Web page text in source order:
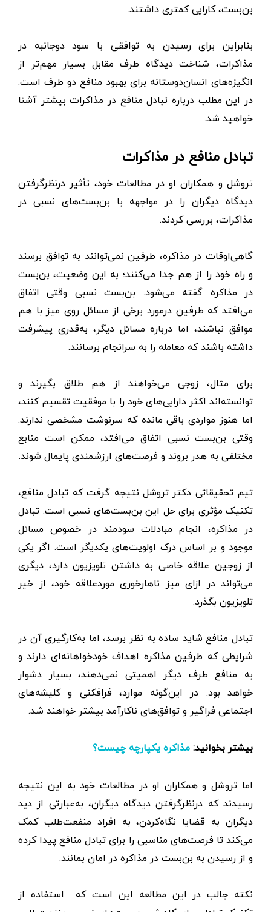
بن‌بست، کارایی کمتری داشتند.
بنابراین برای رسیدن به توافقی با سود دوجانبه در
مذاکرات، شناخت دیدگاه طرف مقابل بسیار مهم‌تر از
انگیزه‌های انسان‌دوستانه برای بهبود منافع دو طرف است.
در این مطلب درباره تبادل منافع در مذاکرات بیشتر آشنا
خواهید شد.
تبادل منافع در مذاکرات
تروشل و همکاران او در مطالعات خود، تأثیر در‌نظر‌گرفتن
دیدگاه دیگران را در مواجهه با بن‌بست‌های نسبی در
مذاکرات، بررسی کردند.
گاهی‌اوقات در مذاکره، طرفین نمی‌توانند به توافق برسند
و راه خود را از هم جدا می‌کنند؛ به این وضعیت، بن‌بست
در مذاکره گفته می‌شود. بن‌بست نسبی وقتی اتفاق
می‌افتد که طرفین درمورد برخی از مسائل روی میز با هم
موافق نباشند،‌ اما درباره مسائل دیگر، به‌قدری پیشرفت
داشته‌ باشند که معامله را به سرانجام برسانند.
برای مثال، زوجی می‌خواهند از هم طلاق بگیرند و
توانسته‌اند اکثر دارایی‌های خود را با موفقیت تقسیم کنند،
اما هنوز مواردی باقی مانده‌ که سرنوشت مشخصی ندارند.
وقتی بن‌بست نسبی اتفاق می‌افتد، ممکن است منابع
مختلفی به هدر بروند و فرصت‌های ارزشمندی پایمال شوند.
تیم تحقیقاتی دکتر تروشل نتیجه گرفت که تبادل منافع،
تکنیک مؤثری برای حل این بن‌بست‌های نسبی است. تبادل
در مذاکره، انجام مبادلات سودمند در خصوص مسائل
موجود و بر اساس درک اولویت‌های یکدیگر است. اگر یکی
از زوجین علاقه خاصی به داشتن تلویزیون دارد، دیگری
می‌تواند در ازای میز ناهارخوری موردعلاقه خود، از خیر
تلویزیون بگذرد.
تبادل منافع شاید ساده به نظر برسد، اما به‌کارگیری آن در
شرایطی که طرفین مذاکره اهداف خودخواهانه‌ای دارند و
به منافع طرف دیگر اهمیتی نمی‌دهند، بسیار دشوار
خواهد بود. در این‌گونه موارد، فرافکنی‌ و کلیشه‌های
اجتماعی فراگیر و توافق‌های ناکارآمد بیشتر خواهند شد.
بیشتر بخوانید:مذاکره یکپارچه چیست؟
اما تروشل و همکاران او در مطالعات خود به این نتیجه
رسیدند که در‌نظر‌گرفتن دیدگاه دیگران، به‌عبارتی از دید
دیگران به قضایا نگاه‌کردن، به افراد منفعت‌طلب کمک
می‌کند تا فرصت‌های مناسبی را برای تبادل منافع پیدا کرده
و از رسیدن به بن‌بست در مذاکره در ‌‌امان بمانند.
نکته جالب در این مطالعه این است که استفاده از